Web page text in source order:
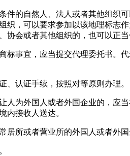
件的自然人、法人或者其他组
织，可以要求参加以该地理标
会或者其他组织的，也可以正
事宜，应当提交代理委托书。
、认证手续，按照对等原则办理。
人为外国人或者外国企业的，
内接收人送达。
所或者营业所的外国人或者外国